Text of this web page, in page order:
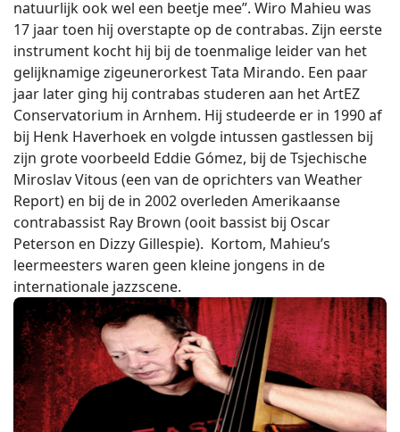
natuurlijk ook wel een beetje mee”. Wiro Mahieu was
17 jaar toen hij overstapte op de contrabas. Zijn eerste
instrument kocht hij bij de toenmalige leider van het
gelijknamige zigeunerorkest Tata Mirando. Een paar
jaar later ging hij contrabas studeren aan het ArtEZ
Conservatorium in Arnhem. Hij studeerde er in 1990 af
bij Henk Haverhoek en volgde intussen gastlessen bij
zijn grote voorbeeld Eddie Gómez, bij de Tsjechische
Miroslav Vitous (een van de oprichters van Weather
Report) en bij de in 2002 overleden Amerikaanse
contrabassist Ray Brown (ooit bassist bij Oscar
Peterson en Dizzy Gillespie). Kortom, Mahieu’s
leermeesters waren geen kleine jongens in de
internationale jazzscene.